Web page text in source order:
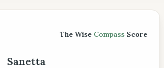
Compass
The Wise Compass Score
Sanetta